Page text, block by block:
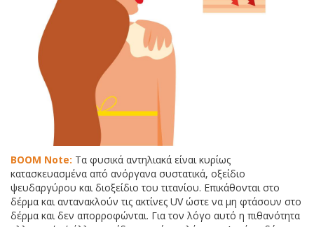
BOOM Note: Τα φυσικά αντηλιακά είναι κυρίως
κατασκευασμένα από ανόργανα συστατικά, οξείδιο
ψευδαργύρου και διοξείδιο του τιτανίου. Επικάθονται στο
δέρμα και αντανακλούν τις ακτίνες UV ώστε να μη φτάσουν στο
δέρμα και δεν απορροφώνται. Για τον λόγο αυτό η πιθανότητα